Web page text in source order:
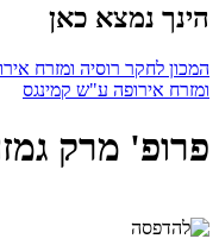
הינך נמצא כאן
המכון לחקר רוסיה ומזרח
ומזרח אירופה ע"ש קמינגס
פרופ' מרק